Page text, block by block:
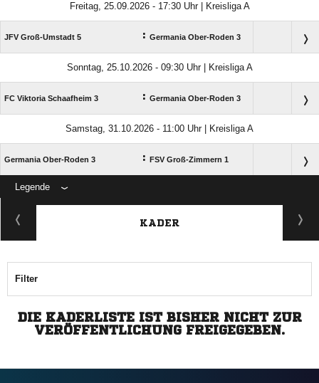
Freitag, 25.09.2026 - 17:30 Uhr | Kreisliga A
JFV Groß-Umstadt 5 : Germania Ober-Roden 3
Sonntag, 25.10.2026 - 09:30 Uhr | Kreisliga A
FC Viktoria Schaafheim 3 : Germania Ober-Roden 3
Samstag, 31.10.2026 - 11:00 Uhr | Kreisliga A
Germania Ober-Roden 3 : FSV Groß-Zimmern 1
Legende
ANZEIGE
KADER
Filter
DIE KADERLISTE IST BISHER NICHT ZUR
VERÖFFENTLICHUNG FREIGEGEBEN.